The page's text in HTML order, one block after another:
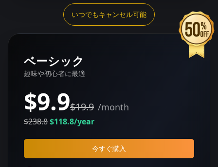
いつでもキャンセル可能
ベーシック
趣味や初心者に最適
$9.9$19.9 /month
$238.8$118.8/year
今すぐ購入